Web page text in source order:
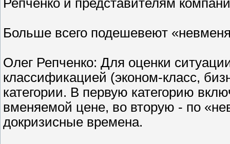
Репченко и представителям
Больше всего подешевеют
Олег Репченко: Для оценки
классификацией (эконом-класс,
категории. В первую категорию
вменяемой цене, во вторую - по
докризисные времена.